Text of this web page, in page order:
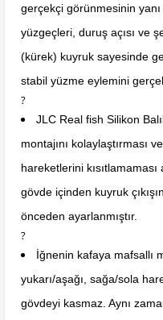
gerçekçi görünmesinin
yüzgeçleri, duruş açısı ve
(kürek) kuyruk sayesinde
stabil yüzme eylemini
?
JLC Real fish Silikon
montajını kolaylaştırması
hareketlerini
gövde içinden kuyruk
önceden ayarlanmıştır.
?
İğnenin kafaya mafsallı
yukarı/aşağı, sağa/sola
gövdeyi kasmaz. Aynı